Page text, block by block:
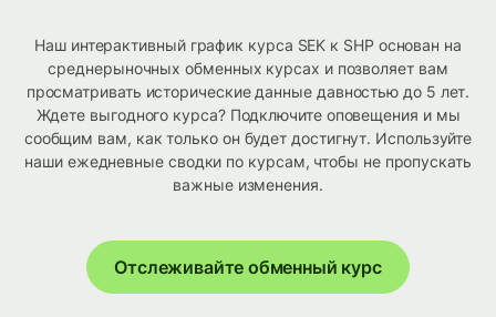
Наш интерактивный график курса SEK к SHP основан на
среднерыночных обменных курсах и позволяет вам
просматривать исторические данные давностью до 5 лет.
Ждете выгодного курса? Подключите оповещения и мы
сообщим вам, как только он будет достигнут. Используйте
наши ежедневные сводки по курсам, чтобы не пропускать
важные изменения.
Отслеживайте обменный курс